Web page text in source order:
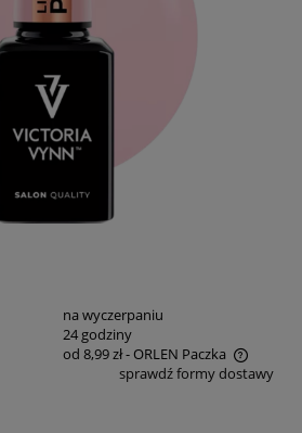
na wyczerpaniu
24 godziny
od 8,99 zł- ORLEN Paczka
kosztów płatności
sprawdź formy dostawy